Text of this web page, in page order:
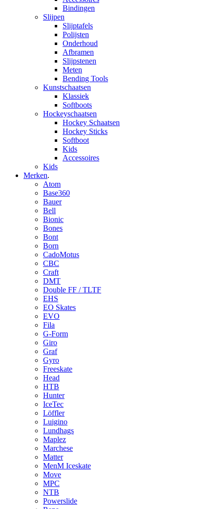
Bindingen
Slijpen
Slijptafels
Polijsten
Onderhoud
Afbramen
Slijpstenen
Meten
Bending Tools
Kunstschaatsen
Klassiek
Softboots
Hockeyschaatsen
Hockey Schaatsen
Hockey Sticks
Softboot
Kids
Accessoires
Kids
Merken.
Atom
Base360
Bauer
Bell
Bionic
Bones
Bont
Born
CadoMotus
CBC
Craft
DMT
Double FF / TLTF
EHS
EO Skates
EVO
Fila
G-Form
Giro
Graf
Gyro
Freeskate
Head
HTB
Hunter
IceTec
Löffler
Luigino
Lundhags
Maplez
Marchese
Matter
MenM Iceskate
Move
MPC
NTB
Powerslide